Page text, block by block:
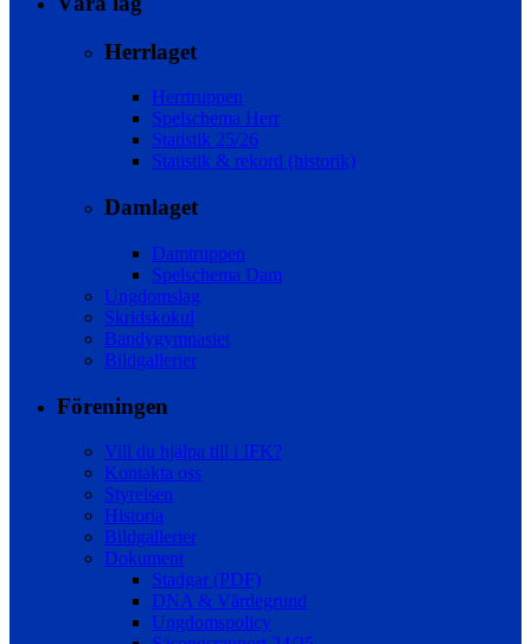
Herrlaget
Herrtruppen
Spelschema Herr
Statistik 25/26
Statistik & rekord (historik)
Damlaget
Damtruppen
Spelschema Dam
Ungdomslag
Skridskokul
Bandygymnasiet
Bildgallerier
Föreningen
Vill du hjälpa till i IFK?
Kontakta oss
Styrelsen
Historia
Bildgallerier
Dokument
Stadgar (PDF)
DNA & Värdegrund
Ungdomspolicy